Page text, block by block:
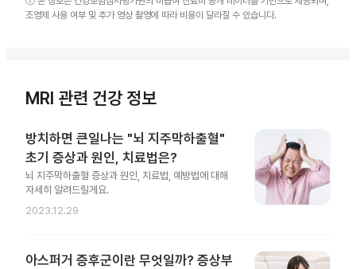
조영제 사용 여부 및 추가 영상 촬영에 따라 비용이 달라질 수 있습니다.
MRI 관련 건강 정보
방치하면 큰일나는 "뇌 지주막하출혈"
초기 증상과 원인, 치료법은?
뇌 지주막하출혈 증상과 원인, 치료법, 예방법에 대해
자세히 알려드릴게요.
2023.12.29
아스퍼거 증후군이란 무엇일까? 증상부